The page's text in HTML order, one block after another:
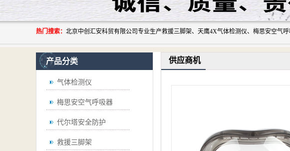
热门搜索：
产品分类
气体检测仪
梅思安空气呼吸器
代尔塔安全防护
救援三脚架
供应商机